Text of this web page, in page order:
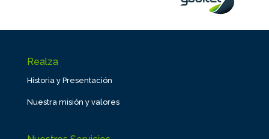
Realza
Historia y Presentación
Nuestra misión y valores